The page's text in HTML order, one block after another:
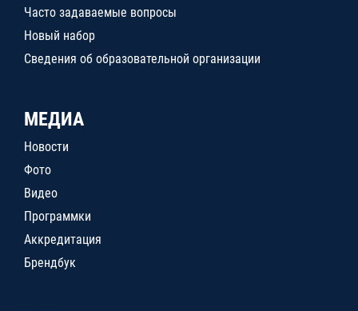
Часто задаваемые вопросы
Новый набор
Сведения об образовательной организации
МЕДИА
Новости
Фото
Видео
Программки
Аккредитация
Брендбук